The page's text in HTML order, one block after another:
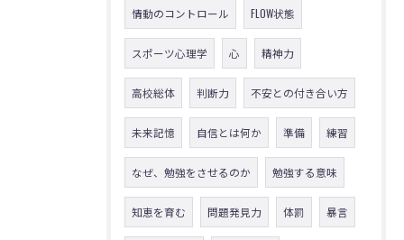
情動のコントロール FLOW状態
スポーツ心理学 心 精神力
高校総体 判断力 不安との付き合い方
未来記憶 自信とは何か 準備 練習
なぜ、勉強をさせるのか 勉強する意味
知恵を育む 問題発見力 体罰 暴言